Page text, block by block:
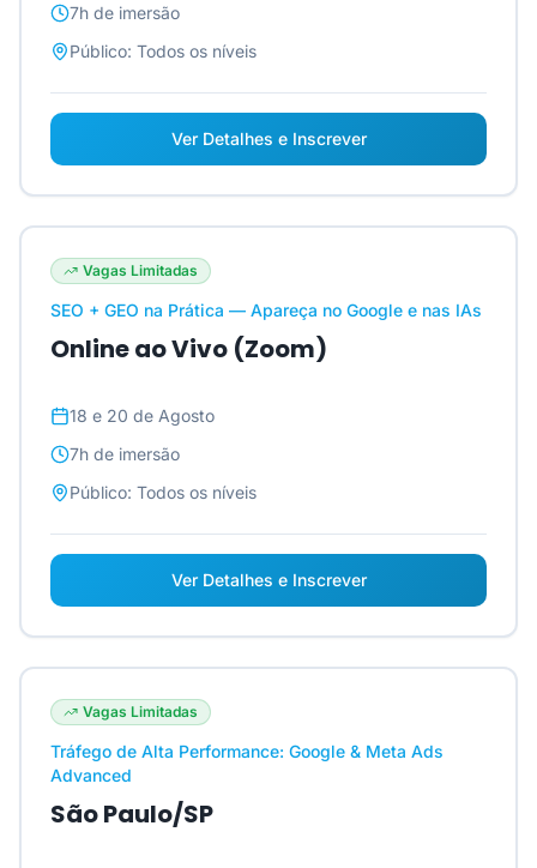
7h de imersão
Público: Todos os níveis
Ver Detalhes e Inscrever
Vagas Limitadas
SEO + GEO na Prática — Apareça no Google e nas IAs
Online ao Vivo (Zoom)
18 e 20 de Agosto
7h de imersão
Público: Todos os níveis
Ver Detalhes e Inscrever
Vagas Limitadas
Tráfego de Alta Performance: Google & Meta Ads
Advanced
São Paulo/SP